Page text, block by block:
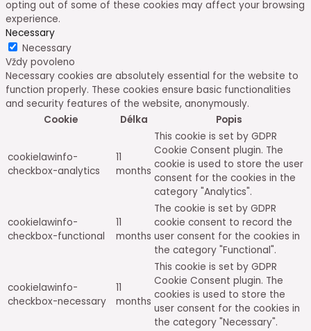
opting out of some of these cookies may affect your browsing
experience.
Necessary
Necessary
Vždy povoleno
Necessary cookies are absolutely essential for the website to
function properly. These cookies ensure basic functionalities
and security features of the website, anonymously.
Cookie
Délka Popis
cookielawinfo-
checkbox-analytics
11
months
This cookie is set by GDPR
Cookie Consent plugin. The
cookie is used to store the user
consent for the cookies in the
category "Analytics".
cookielawinfo-
checkbox-functional
11
months
The cookie is set by GDPR
cookie consent to record the
user consent for the cookies in
the category "Functional".
cookielawinfo-
checkbox-necessary
11
months
This cookie is set by GDPR
Cookie Consent plugin. The
cookies is used to store the
user consent for the cookies in
the category "Necessary".